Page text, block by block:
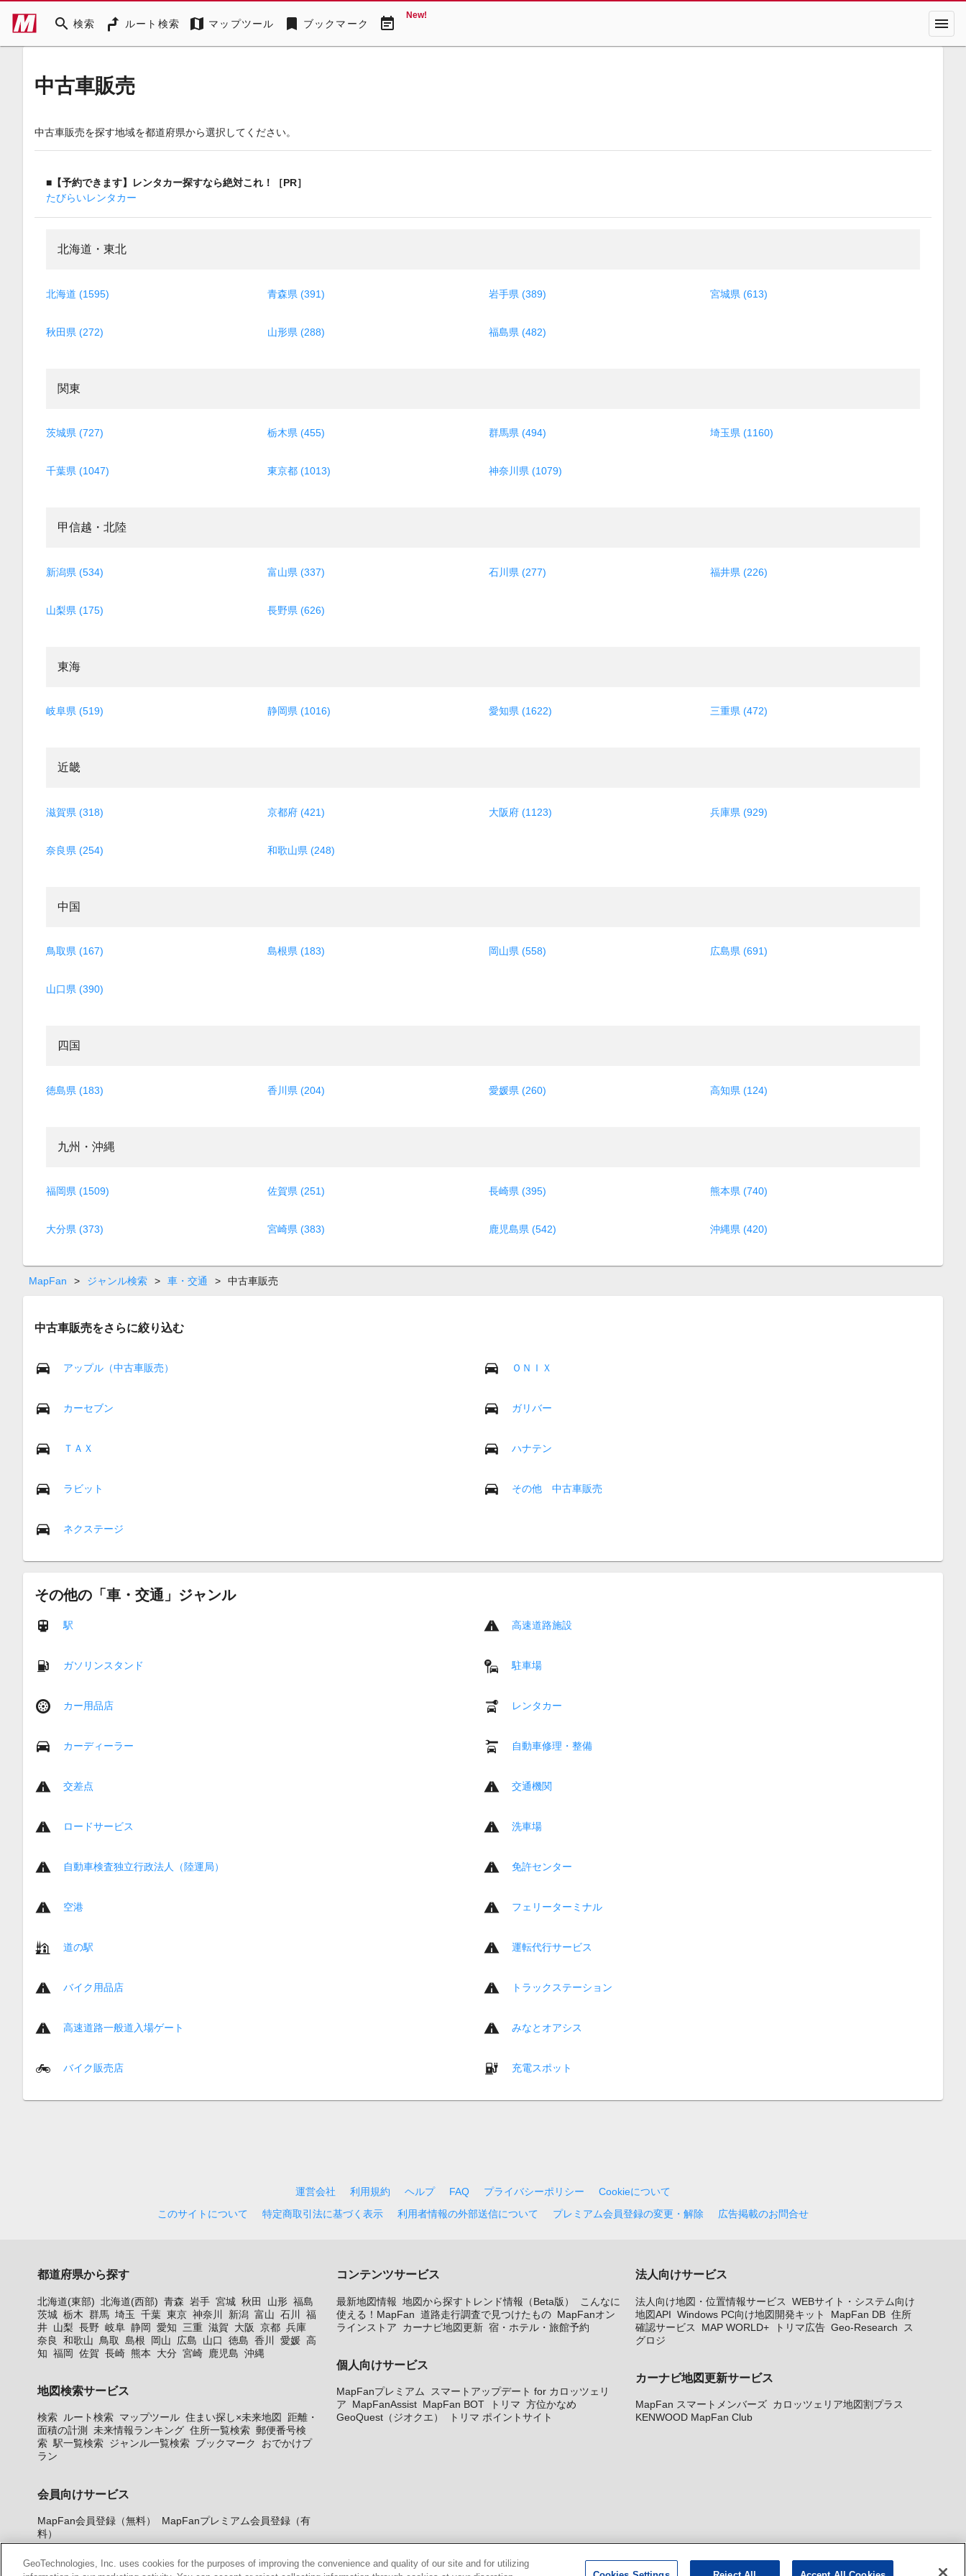
search 検索 ルート検索 map マップツール bookmark ブックマーク event_note New! menu
中古車販売
中古車販売を探す地域を都道府県から選択してください。
■【予約できます】レンタカー探すなら絶対これ！［PR］
たびらいレンタカー
北海道・東北
北海道 (1595) 青森県 (391) 岩手県 (389) 宮城県 (613)
秋田県 (272) 山形県 (288) 福島県 (482)
関東
茨城県 (727) 栃木県 (455) 群馬県 (494) 埼玉県 (1160)
千葉県 (1047) 東京都 (1013) 神奈川県 (1079)
甲信越・北陸
新潟県 (534) 富山県 (337) 石川県 (277) 福井県 (226)
山梨県 (175) 長野県 (626)
東海
岐阜県 (519) 静岡県 (1016) 愛知県 (1622) 三重県 (472)
近畿
滋賀県 (318) 京都府 (421) 大阪府 (1123) 兵庫県 (929)
奈良県 (254) 和歌山県 (248)
中国
鳥取県 (167) 島根県 (183) 岡山県 (558) 広島県 (691)
山口県 (390)
四国
徳島県 (183) 香川県 (204) 愛媛県 (260) 高知県 (124)
九州・沖縄
福岡県 (1509) 佐賀県 (251) 長崎県 (395) 熊本県 (740)
大分県 (373) 宮崎県 (383) 鹿児島県 (542) 沖縄県 (420)
MapFan > ジャンル検索 > 車・交通 > 中古車販売
中古車販売をさらに絞り込む
アップル（中古車販売） ＯＮＩＸ
カーセブン ガリバー
ＴＡＸ ハナテン
ラビット その他 中古車販売
ネクステージ
その他の「車・交通」ジャンル
駅 高速道路施設
ガソリンスタンド 駐車場
カー用品店 レンタカー
カーディーラー 自動車修理・整備
交差点 交通機関
ロードサービス 洗車場
自動車検査独立行政法人（陸運局） 免許センター
空港 フェリーターミナル
道の駅 運転代行サービス
バイク用品店 トラックステーション
高速道路一般道入場ゲート みなとオアシス
バイク販売店 充電スポット
運営会社 利用規約 ヘルプ FAQ プライバシーポリシー
Cookieについて
このサイトについて
特定商取引法に基づく表示 利用者情報の外部送信について プレミアム会員登録の変更・解除 広告掲載のお問合せ
都道府県から探す
北海道(東部) 北海道(西部) 青森 岩手 宮城 秋田 山形 福島
茨城 栃木 群馬 埼玉 千葉 東京 神奈川 新潟 富山 石川
福
井 山梨 長野 岐阜 静岡 愛知 三重 滋賀 大阪 京都 兵庫
奈良
和歌山 鳥取 島根 岡山 広島 山口 徳島 香川 愛媛 高
知 福岡 佐賀 長崎 熊本 大分 宮崎 鹿児島 沖縄
地図検索サービス
検索 ルート検索 マップツール 住まい探し×未来地図
距離・
面積の計測
未来情報ランキング 住所一覧検索 郵便番号検
索 駅一覧検索 ジャンル一覧検索 ブックマーク
おでかけプ
ラン
会員向けサービス
MapFan会員登録（無料）
MapFanプレミアム会員登録（有
料）
コンテンツサービス
最新地図情報 地図から探すトレンド情報（Beta版）
こんなに
使える！MapFan 道路走行調査で見つけたもの MapFanオン
ラインストア
カーナビ地図更新 宿・ホテル・旅館予約
個人向けサービス
MapFanプレミアム
スマートアップデート for カロッツェリ
ア
MapFanAssist MapFan BOT トリマ 方位かなめ
GeoQuest（ジオクエ）
トリマ ポイントサイト
法人向けサービス
法人向け地図・位置情報サービス
WEBサイト・システム向け
地図API Windows PC向け地図開発キット MapFan DB 住所
確認サービス
MAP WORLD+ トリマ広告 Geo-Research
ス
グロジ
カーナビ地図更新サービス
MapFan スマートメンバーズ カロッツェリア地図割プラス
KENWOOD MapFan Club
GeoTechnologies, Inc. uses cookies for the purposes of improving the convenience and quality of our site and for utilizing